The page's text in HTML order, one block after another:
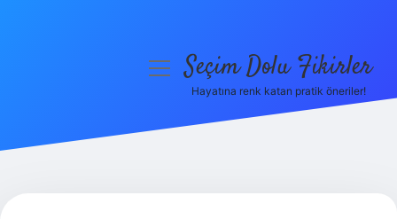
menüyüSeçim Dolu Fikirler
Hayatına renk katan pratik öneriler!